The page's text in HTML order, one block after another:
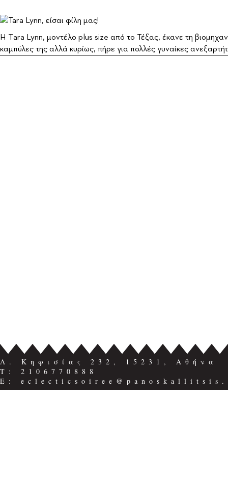
H Τara Lynn, μοντέλο plus size από το Τέξας, έκανε τη
καμπύλες της αλλά κυρίως, πήρε για πολλές γυναίκες
Λ. Κηφισίας 232, 15231, Αθήνα
Τ: 2106770888
E: